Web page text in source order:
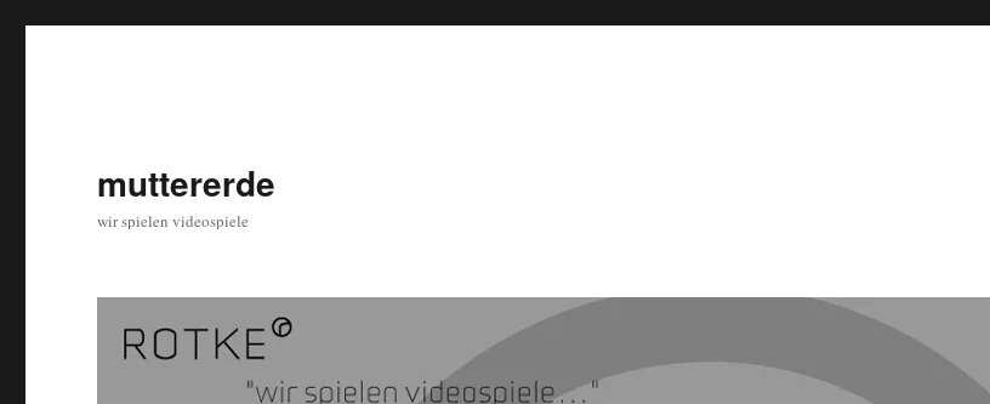
muttererde
wir spielen videospiele